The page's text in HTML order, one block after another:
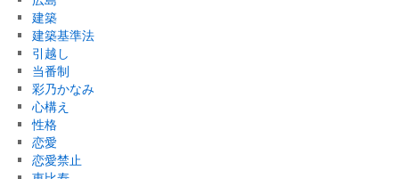
建築
建築基準法
引越し
当番制
彩乃かなみ
心構え
性格
恋愛
恋愛禁止